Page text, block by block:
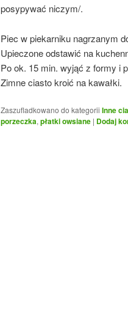
posypywać niczym/.
Piec w piekarniku nagrzanym
Upieczone odstawić na
Po ok. 15 min. wyjąć z formy i
Zimne ciasto kroić na kawałki.
Zaszufladkowano do kategorii Inne
porzeczka, płatki owsiane | Dodaj